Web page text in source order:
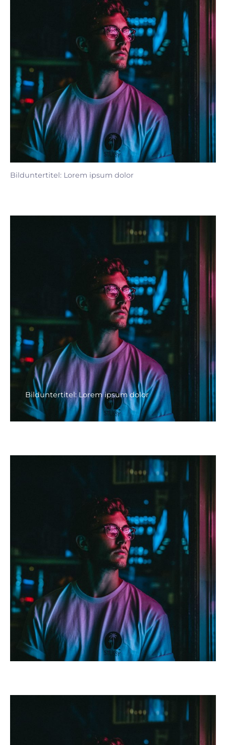
Bilduntertitel: Lorem ipsum dolor
Bilduntertitel: Lorem ipsum dolor